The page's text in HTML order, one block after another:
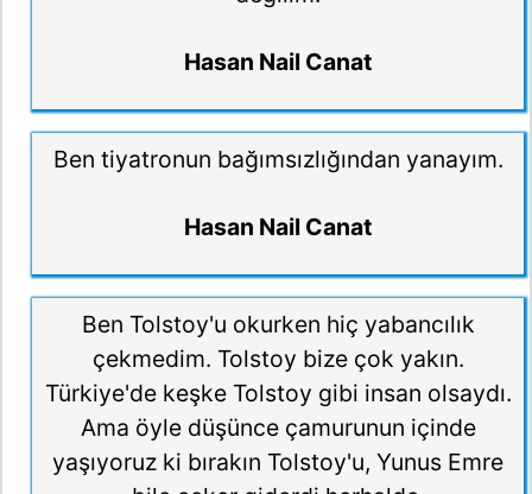
Hasan Nail Canat
Ben tiyatronun bağımsızlığından yanayım.
Hasan Nail Canat
Ben Tolstoy'u okurken hiç yabancılık
çekmedim. Tolstoy bize çok yakın.
Türkiye'de keşke Tolstoy gibi insan olsaydı.
Ama öyle düşünce çamurunun içinde
yaşıyoruz ki bırakın Tolstoy'u, Yunus Emre